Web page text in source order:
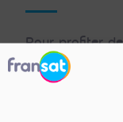
Pour profiter
Rendez-
votre